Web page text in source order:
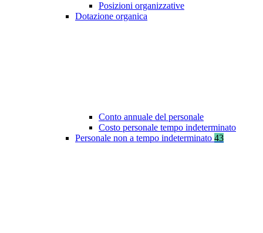
Posizioni organizzative
Dotazione organica
Conto annuale del personale
Costo personale tempo indeterminato
Personale non a tempo indeterminato 43